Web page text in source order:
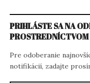
PRIHLÁSTE SA NA
Pre odoberanie
notifikácií, zadajte